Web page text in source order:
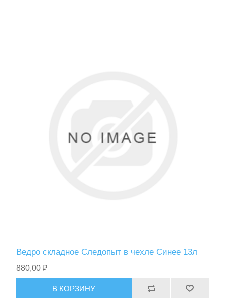
Ведро складное Следопыт в чехле Синее 13л
880,00 ₽
В КОРЗИНУ